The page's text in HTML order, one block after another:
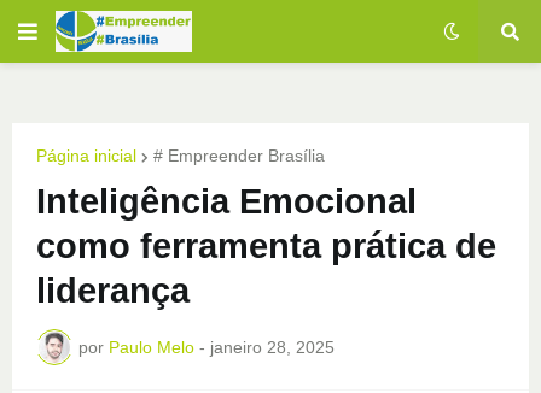
Página inicial # Empreender Brasília
Inteligência Emocional
como ferramenta prática de
liderança
por Paulo Melo - janeiro 28, 2025